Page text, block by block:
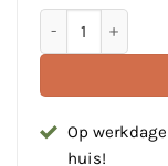
Op
huis!